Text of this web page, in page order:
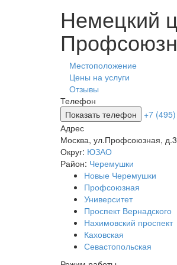
Немецкий
Местоположение
Цены на услуги
Отзывы
Телефон
Показать телефон
+7
Адрес
Москва, ул.Профсоюзная,
Округ: ЮЗАО
Район: Черемушки
Новые Черемушки
Профсоюзная
Университет
Проспект Вернадского
Нахимовский проспект
Каховская
Севастопольская